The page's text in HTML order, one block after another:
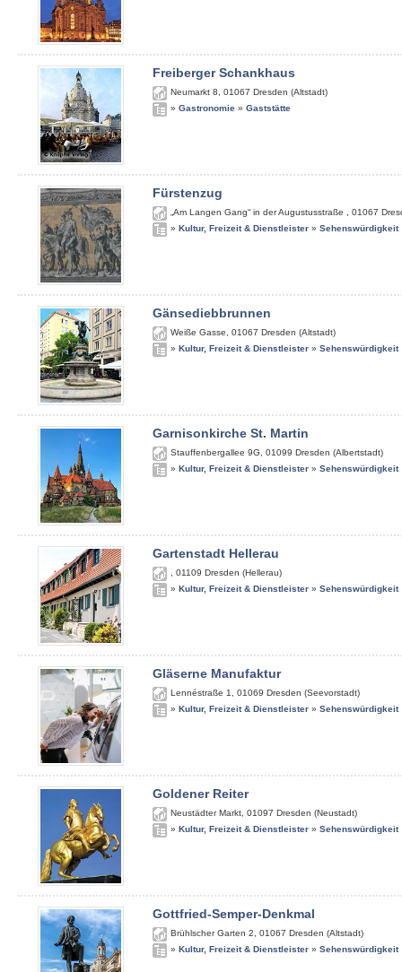
Freiberger Schankhaus
Neumarkt 8 01067 Dresden (Altstadt)
» Gastronomie » Gaststätte
Fürstenzug
„Am Langen Gang“ in der Augustusstraße 01067
» Kultur, Freizeit & Dienstleister » Sehenswürdigkeit
Gänsediebbrunnen
Weiße Gasse 01067 Dresden (Altstadt)
» Kultur, Freizeit & Dienstleister » Sehenswürdigkeit
Garnisonkirche St. Martin
Stauffenbergallee 9G 01099 Dresden (Albertstadt)
» Kultur, Freizeit & Dienstleister » Sehenswürdigkeit
Gartenstadt Hellerau
01109 Dresden (Hellerau)
» Kultur, Freizeit & Dienstleister » Sehenswürdigkeit
Gläserne Manufaktur
Lennéstraße 1 01069 Dresden (Seevorstadt)
» Kultur, Freizeit & Dienstleister » Sehenswürdigkeit
Goldener Reiter
Neustädter Markt 01097 Dresden (Neustadt)
» Kultur, Freizeit & Dienstleister » Sehenswürdigkeit
Gottfried-Semper-Denkmal
Brühlscher Garten 2 01067 Dresden (Altstadt)
» Kultur, Freizeit & Dienstleister » Sehenswürdigkeit